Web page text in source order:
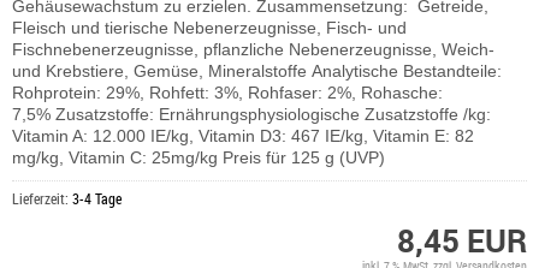
Gehäusewachstum zu erzielen. Zusammensetzung: Getreide,
Fleisch und tierische Nebenerzeugnisse, Fisch- und
Fischnebenerzeugnisse, pflanzliche Nebenerzeugnisse, Weich-
und Krebstiere, Gemüse, Mineralstoffe Analytische Bestandteile:
Rohprotein: 29%, Rohfett: 3%, Rohfaser: 2%, Rohasche:
7,5% Zusatzstoffe: Ernährungsphysiologische Zusatzstoffe /kg:
Vitamin A: 12.000 IE/kg, Vitamin D3: 467 IE/kg, Vitamin E: 82
mg/kg, Vitamin C: 25mg/kg Preis für 125 g (UVP)
Lieferzeit: 3-4 Tage
8,45 EUR